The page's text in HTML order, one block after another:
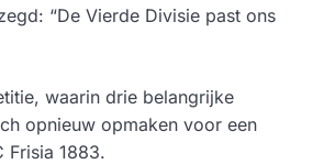
“De Vierde Divisie past ons
waarin drie belangrijke
opnieuw opmaken voor een
Frisia 1883.